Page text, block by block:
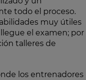
todo el proceso.
muy útiles
el examen; por
talleres de
los entrenadores